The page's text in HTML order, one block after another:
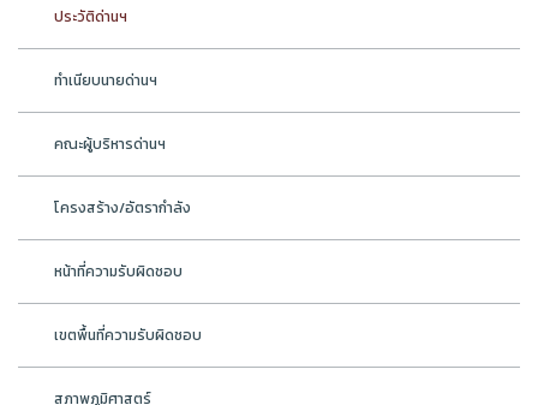
ประวัติด่านฯ
ทำเนียบนายด่านฯ
คณะผู้บริหารด่านฯ
โครงสร้าง/อัตรากำลัง
หน้าที่ความรับผิดชอบ
เขตพื้นที่ความรับผิดชอบ
สภาพภูมิศาสตร์